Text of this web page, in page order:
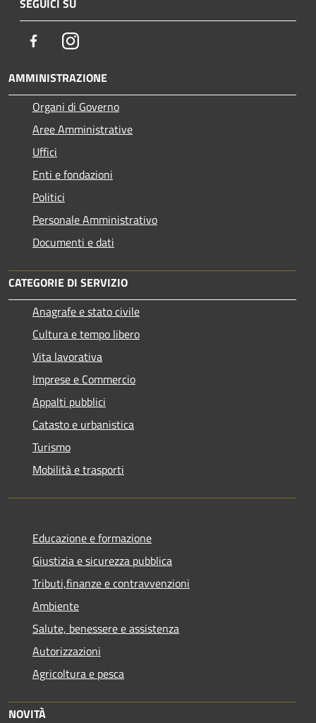
FacebookInstagram
AMMINISTRAZIONE
Organi di Governo
Aree Amministrative
Uffici
Enti e fondazioni
Politici
Personale Amministrativo
Documenti e dati
CATEGORIE DI SERVIZIO
Anagrafe e stato civile
Cultura e tempo libero
Vita lavorativa
Imprese e Commercio
Appalti pubblici
Catasto e urbanistica
Turismo
Mobilità e trasporti
Educazione e formazione
Giustizia e sicurezza pubblica
Tributi,finanze e contravvenzioni
Ambiente
Salute, benessere e assistenza
Autorizzazioni
Agricoltura e pesca
NOVITÀ